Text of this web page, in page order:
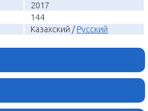
2017
144
Казахский / Русский